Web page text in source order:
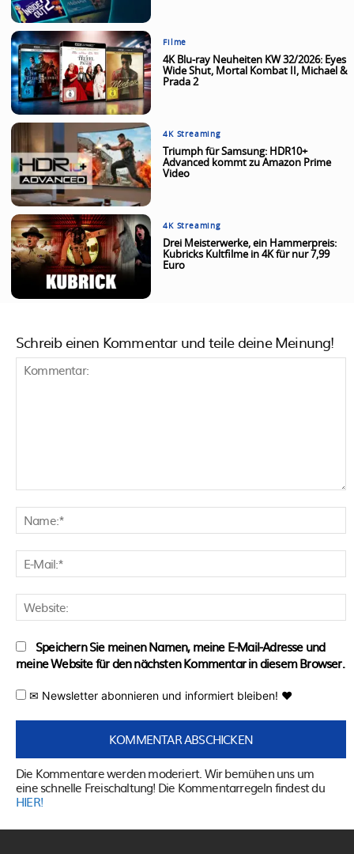
Filme
4K Blu-ray Neuheiten KW 32/2026: Eyes
Wide Shut, Mortal Kombat II, Michael &
Prada 2
4K Streaming
Triumph für Samsung: HDR10+
Advanced kommt zu Amazon Prime
Video
4K Streaming
Drei Meisterwerke, ein Hammerpreis:
Kubricks Kultfilme in 4K für nur 7,99
Euro
Schreib einen Kommentar und teile deine Meinung!
Speichern Sie meinen Namen, meine E-Mail-Adresse und
meine Website für den nächsten Kommentar in diesem Browser.
✉ Newsletter abonnieren und informiert bleiben! ♥
Die Kommentare werden moderiert. Wir bemühen uns um
eine schnelle Freischaltung! Die Kommentarregeln findest du
HIER!